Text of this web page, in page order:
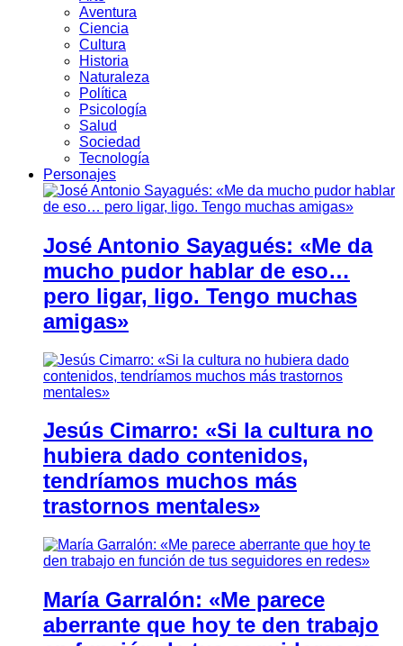
Aventura
Ciencia
Cultura
Historia
Naturaleza
Política
Psicología
Salud
Sociedad
Tecnología
Personajes
José Antonio Sayagués: «Me da
mucho pudor hablar de eso…
pero ligar, ligo. Tengo muchas
amigas»
Jesús Cimarro: «Si la cultura no
hubiera dado contenidos,
tendríamos muchos más
trastornos mentales»
María Garralón: «Me parece
aberrante que hoy te den trabajo